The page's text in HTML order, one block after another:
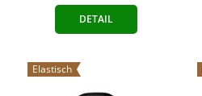
DETAIL
Elastisch